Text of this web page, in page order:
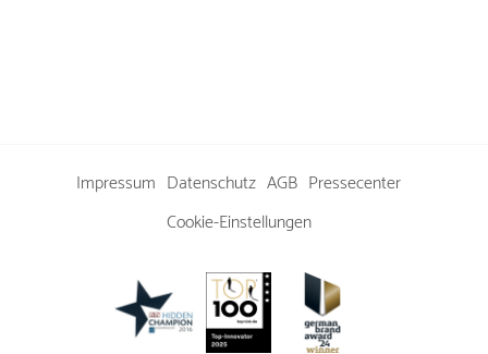
Impressum Datenschutz AGB Pressecenter
Cookie-Einstellungen